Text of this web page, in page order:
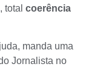
total coerência
manda uma
Jornalista no